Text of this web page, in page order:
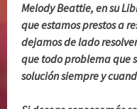
Melody Beattie, en su
que estamos prestos a
dejamos de lado
que todo problema que
solución siempre y